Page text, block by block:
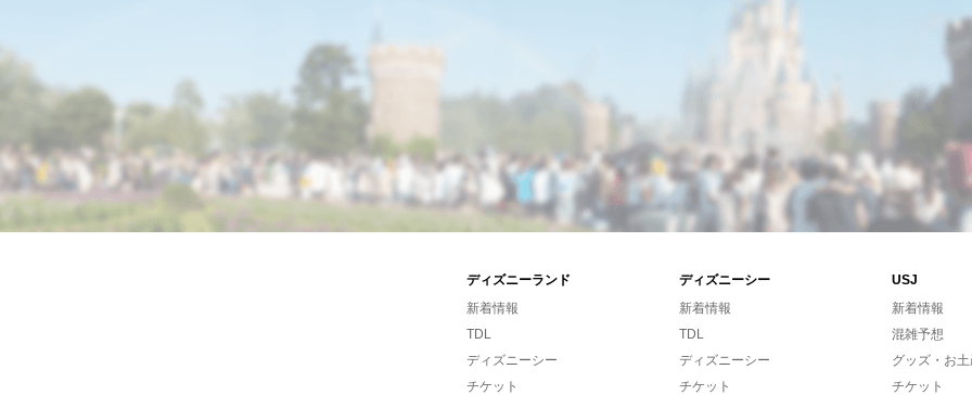
ディズニーランド ディズニーシー
USJ
新着情報
TDL
ディズニーシー
チケット
新着情報
TDL
ディズニーシー
チケット
新着情報
混雑予想
グッズ・お
チケット